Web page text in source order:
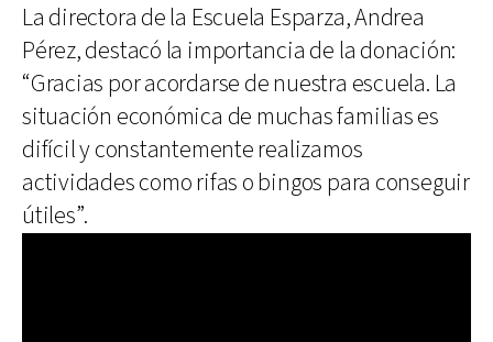
La directora de la Escuela Esparza, Andrea
Pérez, destacó la importancia de la donación:
“Gracias por acordarse de nuestra escuela. La
situación económica de muchas familias es
difícil y constantemente realizamos
actividades como rifas o bingos para conseguir
útiles”.